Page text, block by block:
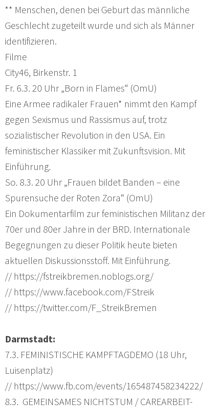
** Menschen, denen bei Geburt das männliche
Geschlecht zugeteilt wurde und sich als Männer
identifizieren.
Filme
City46, Birkenstr. 1
Fr. 6.3. 20 Uhr „Born in Flames“ (OmU)
Eine Armee radikaler Frauen* nimmt den Kampf
gegen Sexismus und Rassismus auf, trotz
sozialistischer Revolution in den USA. Ein
feministischer Klassiker mit Zukunftsvision. Mit
Einführung.
So. 8.3. 20 Uhr „Frauen bildet Banden – eine
Spurensuche der Roten Zora“ (OmU)
Ein Dokumentarfilm zur feministischen Militanz der
70er und 80er Jahre in der BRD. Internationale
Begegnungen zu dieser Politik heute bieten
aktuellen Diskussionsstoff. Mit Einführung.
// https://fstreikbremen.noblogs.org/
// https://www.facebook.com/FStreik
// https://twitter.com/F_StreikBremen
Darmstadt:
7.3. FEMINISTISCHE KAMPFTAGDEMO (18 Uhr,
Luisenplatz)
// https://www.fb.com/events/165487458234222/
8.3. GEMEINSAMES NICHTSTUM / CAREARBEIT-